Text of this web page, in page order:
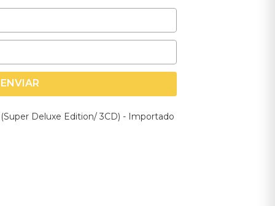
ENVIAR
Deluxe Edition/ 3CD) - Importado